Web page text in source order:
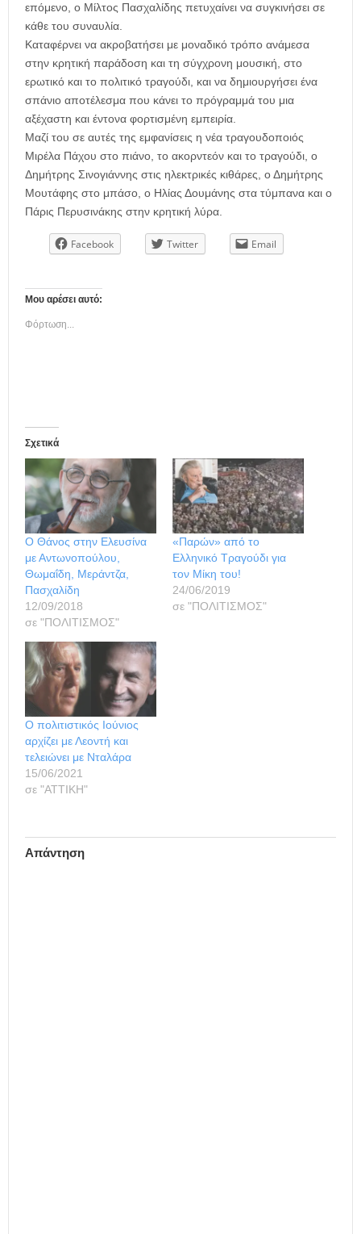
επόμενο, ο Μίλτος Πασχαλίδης πετυχαίνει να συγκινήσει σε
κάθε του συναυλία.
Καταφέρνει να ακροβατήσει με μοναδικό τρόπο ανάμεσα
στην κρητική παράδοση και τη σύγχρονη μουσική, στο
ερωτικό και το πολιτικό τραγούδι, και να δημιουργήσει ένα
σπάνιο αποτέλεσμα που κάνει το πρόγραμμά του μια
αξέχαστη και έντονα φορτισμένη εμπειρία.
Μαζί του σε αυτές της εμφανίσεις η νέα τραγουδοποιός
Μιρέλα Πάχου στο πιάνο, το ακορντεόν και το τραγούδι, ο
Δημήτρης Σινογιάννης στις ηλεκτρικές κιθάρες, ο Δημήτρης
Μουτάφης στο μπάσο, ο Ηλίας Δουμάνης στα τύμπανα και ο
Πάρις Περυσινάκης στην κρητική λύρα.
Facebook Twitter Email
Μου αρέσει αυτό:
Φόρτωση...
Σχετικά
Ο Θάνος στην Ελευσίνα
με Αντωνοπούλου,
Θωμαΐδη, Μεράντζα,
Πασχαλίδη
12/09/2018
σε "ΠΟΛΙΤΙΣΜΟΣ"
«Παρών» από το
Ελληνικό Τραγούδι για
τον Μίκη του!
24/06/2019
σε "ΠΟΛΙΤΙΣΜΟΣ"
Ο πολιτιστικός Ιούνιος
αρχίζει με Λεοντή και
τελειώνει με Νταλάρα
15/06/2021
σε "ΑΤΤΙΚΗ"
Απάντηση